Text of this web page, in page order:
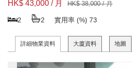
HK$ 43,000 / 月
HK$ 38,000 / 月
2 2 實用率 (%) 73
詳細物業資料 大廈資料 地圖